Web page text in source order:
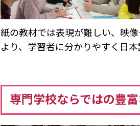
紙の教材では表現が難しい、映
より、学習者に分かりやすく日本
専門学校ならではの豊